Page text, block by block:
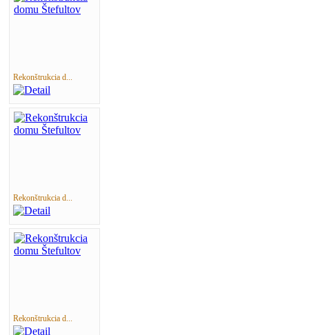
Rekonštrukcia d...
Rekonštrukcia d...
Rekonštrukcia d...